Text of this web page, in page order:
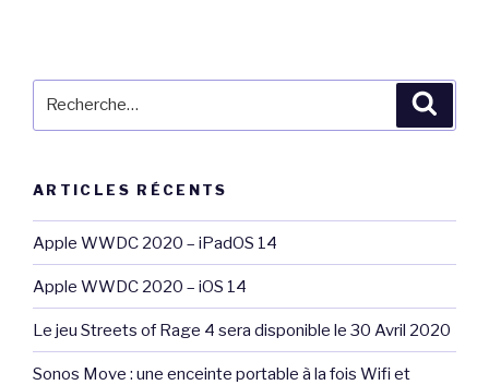
ARTICLES RÉCENTS
Apple WWDC 2020 – iPadOS 14
Apple WWDC 2020 – iOS 14
Le jeu Streets of Rage 4 sera disponible le 30 Avril 2020
Sonos Move : une enceinte portable à la fois Wifi et